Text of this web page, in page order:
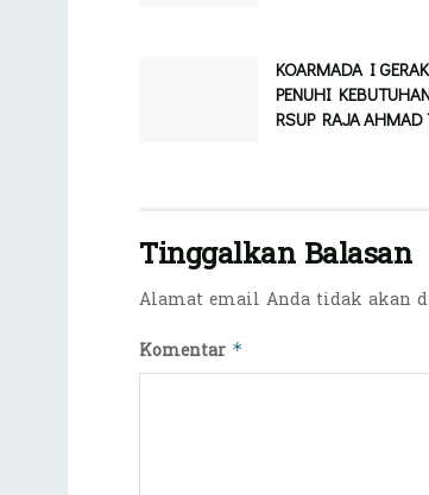
KOARMADA I
PENUHI
RSUP RAJA AHMAD
Tinggalkan Balasan
Alamat email Anda tidak akan
Komentar *